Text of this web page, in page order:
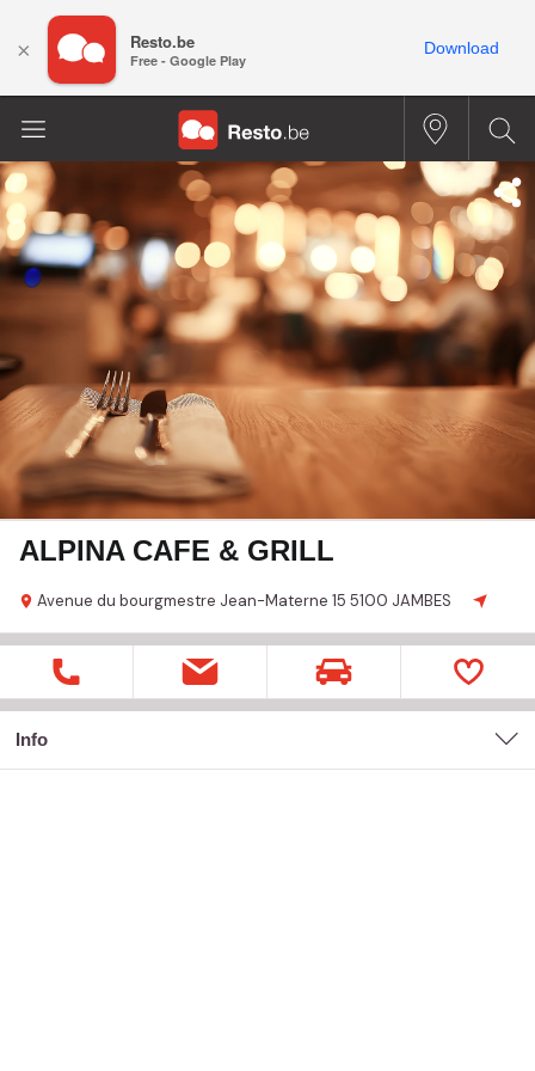
ALPINA CAFE & GRILL
Avenue du bourgmestre Jean-Materne 15 5100 JAMBES
Info
× Resto.be
Free - Google Play
Download